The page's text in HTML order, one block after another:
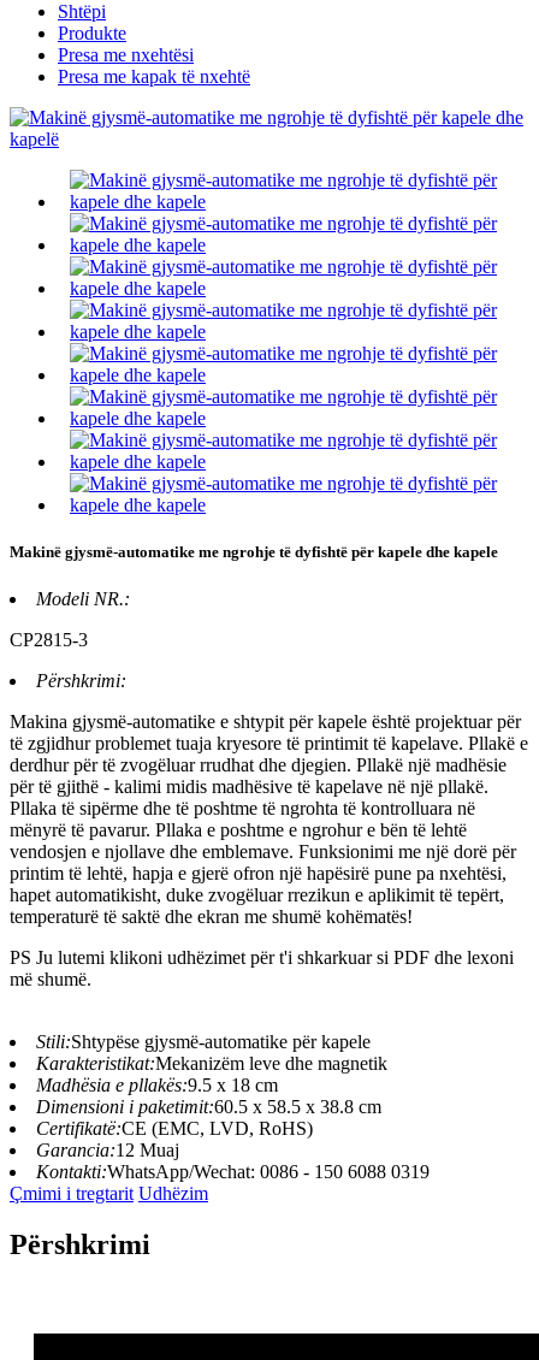
Shtëpi
Produkte
Presa me nxehtësi
Presa me kapak të nxehtë
Makinë gjysmë-automatike me ngrohje të dyfishtë për kapele dhe kapele
Modeli NR.:
CP2815-3
Përshkrimi:
Makina gjysmë-automatike e shtypit për kapele është projektuar për
të zgjidhur problemet tuaja kryesore të printimit të kapelave. Pllakë e
derdhur për të zvogëluar rrudhat dhe djegien. Pllakë një madhësie
për të gjithë - kalimi midis madhësive të kapelave në një pllakë.
Pllaka të sipërme dhe të poshtme të ngrohta të kontrolluara në
mënyrë të pavarur. Pllaka e poshtme e ngrohur e bën të lehtë
vendosjen e njollave dhe emblemave. Funksionimi me një dorë për
printim të lehtë, hapja e gjerë ofron një hapësirë ​​pune pa nxehtësi,
hapet automatikisht, duke zvogëluar rrezikun e aplikimit të tepërt,
temperaturë të saktë dhe ekran me shumë kohëmatës!
PS Ju lutemi klikoni udhëzimet për t'i shkarkuar si PDF dhe lexoni
më shumë.
Stili:Shtypëse gjysmë-automatike për kapele
Karakteristikat:Mekanizëm leve dhe magnetik
Madhësia e pllakës:9.5 x 18 cm
Dimensioni i paketimit:60.5 x 58.5 x 38.8 cm
Certifikatë:CE (EMC, LVD, RoHS)
Garancia:12 Muaj
Kontakti:WhatsApp/Wechat: 0086 - 150 6088 0319
Çmimi i tregtarit Udhëzim
Përshkrimi